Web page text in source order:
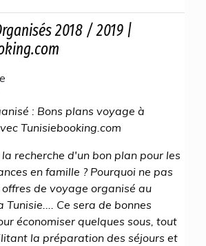
2018 / 2019 |
: Bons plans voyage à
Tunisiebooking.com
recherche d'un bon plan pour les
en famille ? Pourquoi ne pas
de voyage organisé au
Ce sera de bonnes
économiser quelques sous, tout
la préparation des séjours et